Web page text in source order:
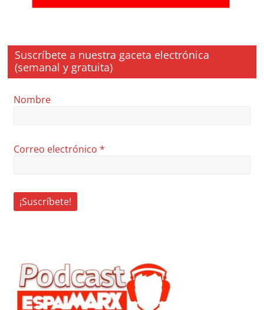
Suscríbete a nuestra gaceta electrónica
(semanal y gratuita)
Nombre
Correo electrónico*